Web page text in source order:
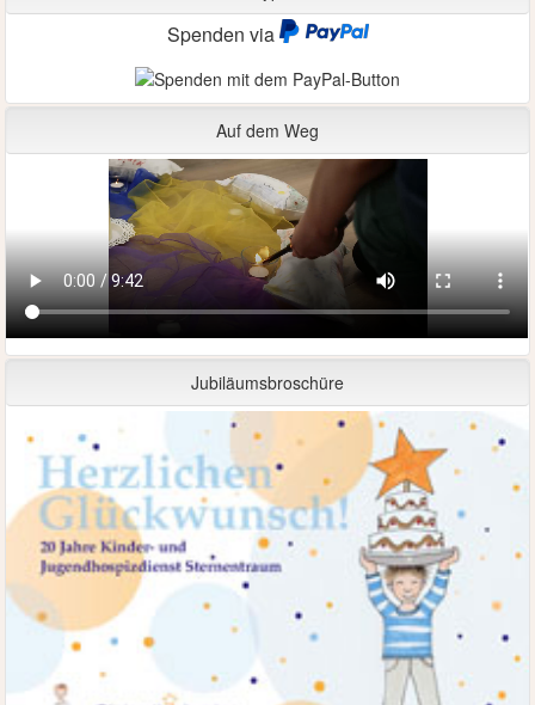
Spenden via
Auf dem Weg
Jubiläumsbroschüre